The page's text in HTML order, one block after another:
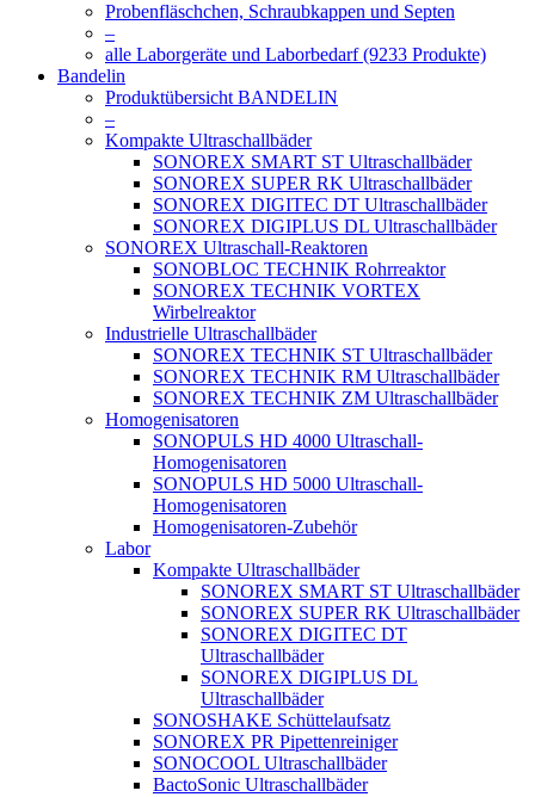
Probenfläschchen, Schraubkappen und Septen
–
alle Laborgeräte und Laborbedarf (9233 Produkte)
Bandelin
Produktübersicht BANDELIN
–
Kompakte Ultraschallbäder
SONOREX SMART ST Ultraschallbäder
SONOREX SUPER RK Ultraschallbäder
SONOREX DIGITEC DT Ultraschallbäder
SONOREX DIGIPLUS DL Ultraschallbäder
SONOREX Ultraschall-Reaktoren
SONOBLOC TECHNIK Rohrreaktor
SONOREX TECHNIK VORTEX
Wirbelreaktor
Industrielle Ultraschallbäder
SONOREX TECHNIK ST Ultraschallbäder
SONOREX TECHNIK RM Ultraschallbäder
SONOREX TECHNIK ZM Ultraschallbäder
Homogenisatoren
SONOPULS HD 4000 Ultraschall-
Homogenisatoren
SONOPULS HD 5000 Ultraschall-
Homogenisatoren
Homogenisatoren-Zubehör
Labor
Kompakte Ultraschallbäder
SONOREX SMART ST Ultraschallbäder
SONOREX SUPER RK Ultraschallbäder
SONOREX DIGITEC DT
Ultraschallbäder
SONOREX DIGIPLUS DL
Ultraschallbäder
SONOSHAKE Schüttelaufsatz
SONOREX PR Pipettenreiniger
SONOCOOL Ultraschallbäder
BactoSonic Ultraschallbäder